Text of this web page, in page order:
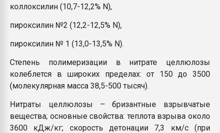
коллоксилин (10,7-12,2% N),
пироксилин №2 (12,2-12,5% N),
пироксилин № 1 (13,0-13,5% N).
Степень полимеризации в нитрате целлюлозы
колеблется в широких пределах: от 150 до 3500
(молекулярная масса 38,5-500 тысяч).
Нитраты целлюлозы – бризантные взрывчатые
вещества; основные свойства: теплота взрыва около
3600 кДж/кг; скорость детонации 7,3 км/с (при